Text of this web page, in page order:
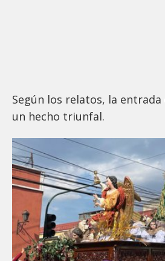
Según los relatos, la
un hecho triunfal.